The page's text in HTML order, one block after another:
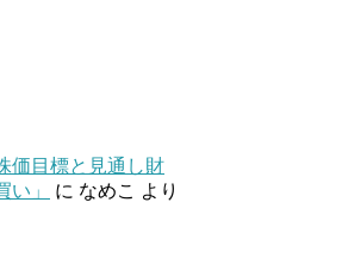
価目標と見通し財
い」
に なめこ より